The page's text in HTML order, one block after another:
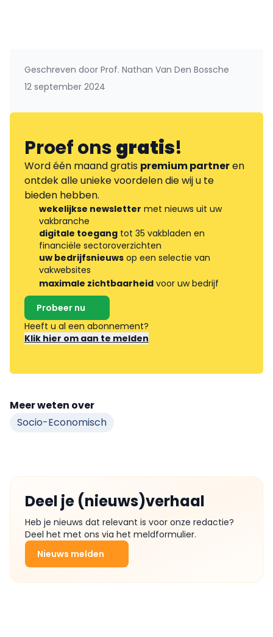
Geschreven door Prof. Nathan Van Den Bossche
12 september 2024
Proef onsgratis!
Word één maand gratis premium partneren
ontdek alle unieke voordelen die wij u te
bieden hebben.
wekelijkse newsletter met nieuws uit uw
vakbranche
digitale toegang tot 35 vakbladen en
financiële sectoroverzichten
uw bedrijfsnieuws op een selectie van
vakwebsites
maximale zichtbaarheid voor uw bedrijf
Probeer nu
Heeft u al een abonnement?
Klik hier om aan te melden
Meer weten over
Socio-Economisch
Deel je (nieuws)verhaal
Heb je nieuws dat relevant is voor onze redactie?
Deel het met ons via het meldformulier.
Nieuws melden